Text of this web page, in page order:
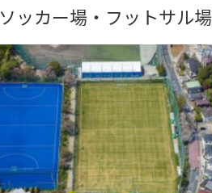
ソッカー場・フットサル場